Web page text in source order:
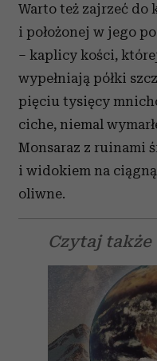
Warto też zajrzeć do
i położonej w jego
– kaplicy kości,
wypełniają półki
pięciu tysięcy
ciche, niemal
Monsaraz z ruinami
i widokiem na
oliwne.
Czytaj także